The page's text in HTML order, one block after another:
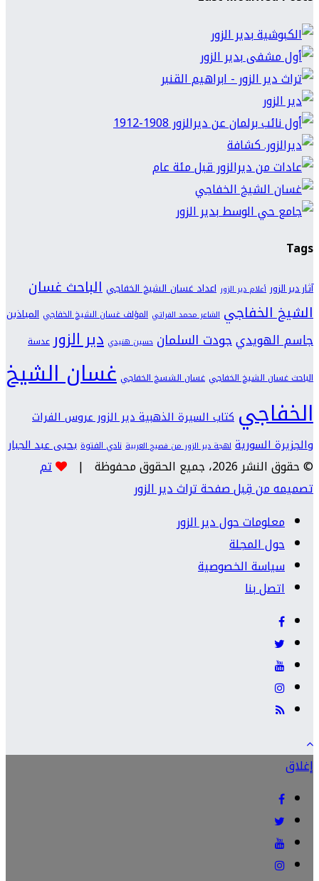
Tags
آثار دير الزور أعلام دير الزور اعداد غسان الشيخ الخفاجي الباحث غسان
الشيخ الخفاجي الشاعر محمد الفراتي المؤلف غسان الشيخ الخفاجي المياذين
جاسم الهويديجودت السلمان حسين هنيدي دير الزور عدسة
الباحث غسان الشيخ الخفاجي غسان الشسخ الخفاجي غسان الشيخ
الخفاجي كتاب السيرة الذهبية دير الزور عروس الفرات
والجزيرة السورية لهجة دير الزور من فصيح العربية نادي الفتوة يحيى عبد الجبار
© حقوق النشر 2026، جميع الحقوق محفوظة |
تم
تصميمه من قِبل صفحة تراث دير الزور
معلومات حول دير الزور
حول المجلة
سياسة الخصوصية
اتصل بنا
إغلاق